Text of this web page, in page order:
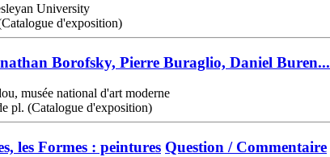
University
d'exposition)
Borofsky, Pierre Buraglio, Daniel Buren...
musée national d'art moderne
pl. (Catalogue d'exposition)
les Formes : peintures Question / Commentaire